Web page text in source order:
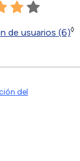
de usuarios (6)◊
del